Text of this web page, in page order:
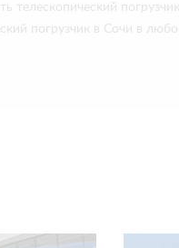
телескопический
погрузчик в Сочи в